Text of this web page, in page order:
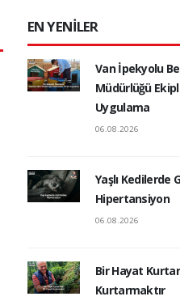
EN YENİLER
Van İpekyolu
Müdürlüğü
Uygulama
06.08.2026
Yaşlı Kedilerde
Hipertansiyon
06.08.2026
Bir Hayat
Kurtarmaktır